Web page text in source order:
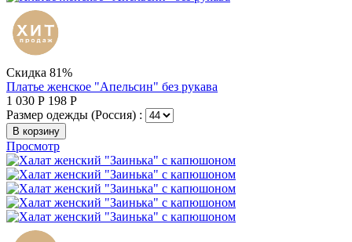
Скидка 81%
Платье женское "Апельсин" без рукава
1 030 Р 198 Р
Размер одежды (Россия) :
В корзину
Просмотр